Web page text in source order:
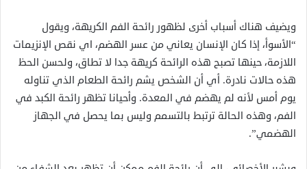
ويضيف هناك أسباب أخرى لظهور رائحة الفم الكريهة، ويقول
“الأسوأ، إذا كان الإنسان يعاني من عسر الهضم، اي نقص الإنزيمات
اللازمة، حينها تصبح هذه الرائحة كريهة جدا لا تطاق، ولحسن الحظ
هذه حالات نادرة. أي أن الشخص يشم رائحة الطعام الذي تناوله
يوم أمس لأنه لم يهضم في المعدة. وأحيانا تظهر رائحة الكبد في
الفم، وهذه الحالة ترتبط بالتسمم وليس بما يحصل في الجهاز
الهضمي”.